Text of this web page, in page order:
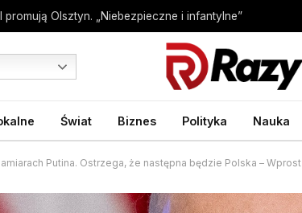
promują Olsztyn. „Niebezpieczne i infantylne”
Świat Biznes Polityka Nauka
Putina. Ostrzega, że następna będzie Polska – Wprost